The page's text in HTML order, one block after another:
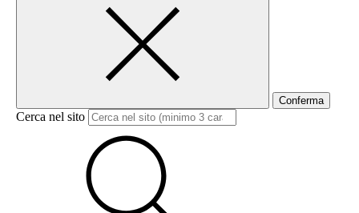
Conferma
Cerca nel sito